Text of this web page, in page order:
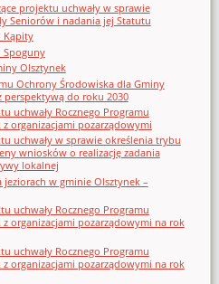
projektu uchwały w sprawie
Seniorów i nadania jej Statutu
Kąpity
Spoguny
Olsztynek
Ochrony Środowiska dla Gminy
perspektywą do roku 2030
uchwały Rocznego Programu
organizacjami pozarządowymi
uchwały w sprawie określenia trybu
wniosków o realizację zadania
lokalnej
w gminie Olsztynek –
uchwały Rocznego Programu
z organizacjami pozarządowymi na rok
uchwały Rocznego Programu
z organizacjami pozarządowymi na rok